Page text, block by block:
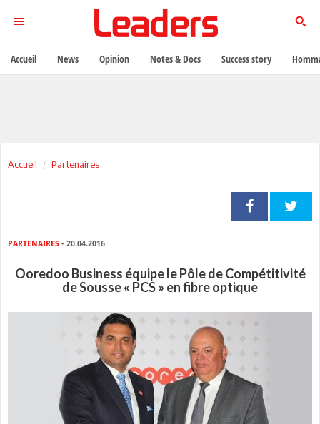
Accueil Partenaires
PARTENAIRES - 20.04.2016
Ooredoo Business équipe le Pôle de Compétitivité
de Sousse « PCS » en fibre optique
Accueil News Opinion Notes & Docs Success story